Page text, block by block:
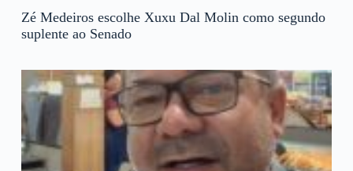
Zé Medeiros escolhe Xuxu Dal Molin como segundo
suplente ao Senado